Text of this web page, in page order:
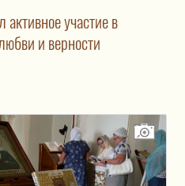
участие в
и верности